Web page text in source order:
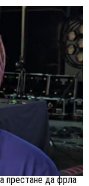
престане да фрла